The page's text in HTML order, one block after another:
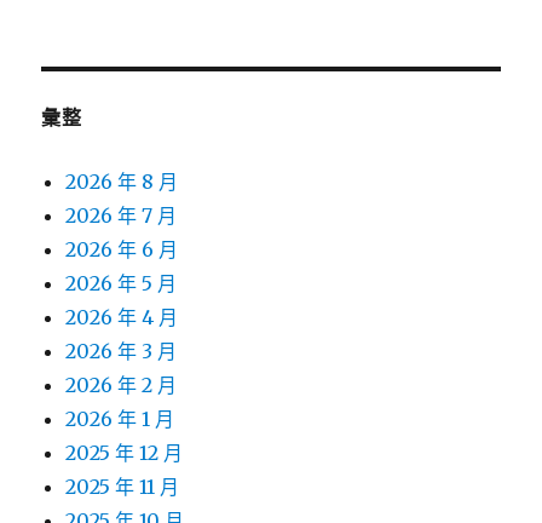
彙整
2026 年 8 月
2026 年 7 月
2026 年 6 月
2026 年 5 月
2026 年 4 月
2026 年 3 月
2026 年 2 月
2026 年 1 月
2025 年 12 月
2025 年 11 月